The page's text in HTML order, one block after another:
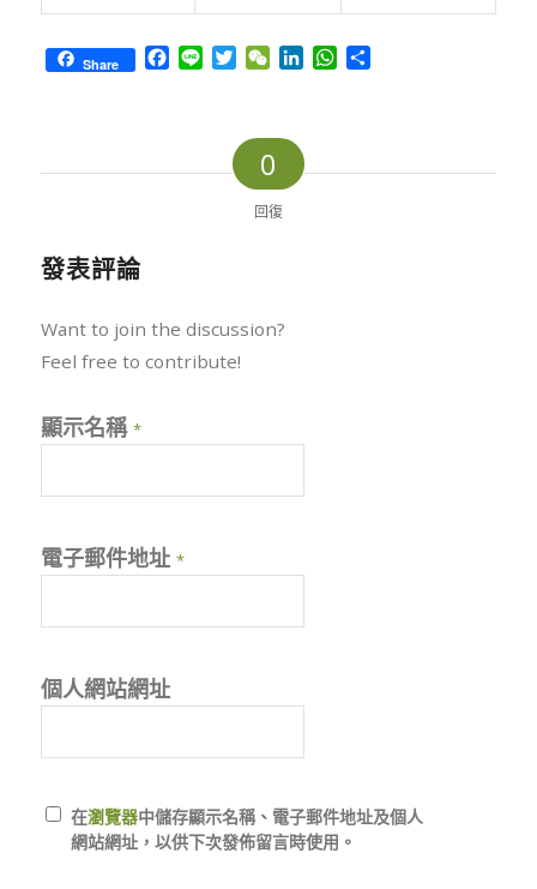
Share Facebook
LineTwitterWeChatLinkedInWhatsApp
Share
0
回復
發表評論
Want to join the discussion?
Feel free to contribute!
顯示名稱 *
電子郵件地址 *
個人網站網址
在瀏覽器中儲存顯示名稱、電子郵件地址及個人
網站網址，以供下次發佈留言時使用。